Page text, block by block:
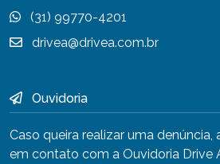
(31) 99770-4201
drivea@drivea.com.br
Ouvidoria
Caso queira realizar uma
em contato com a Ouvidoria Drive